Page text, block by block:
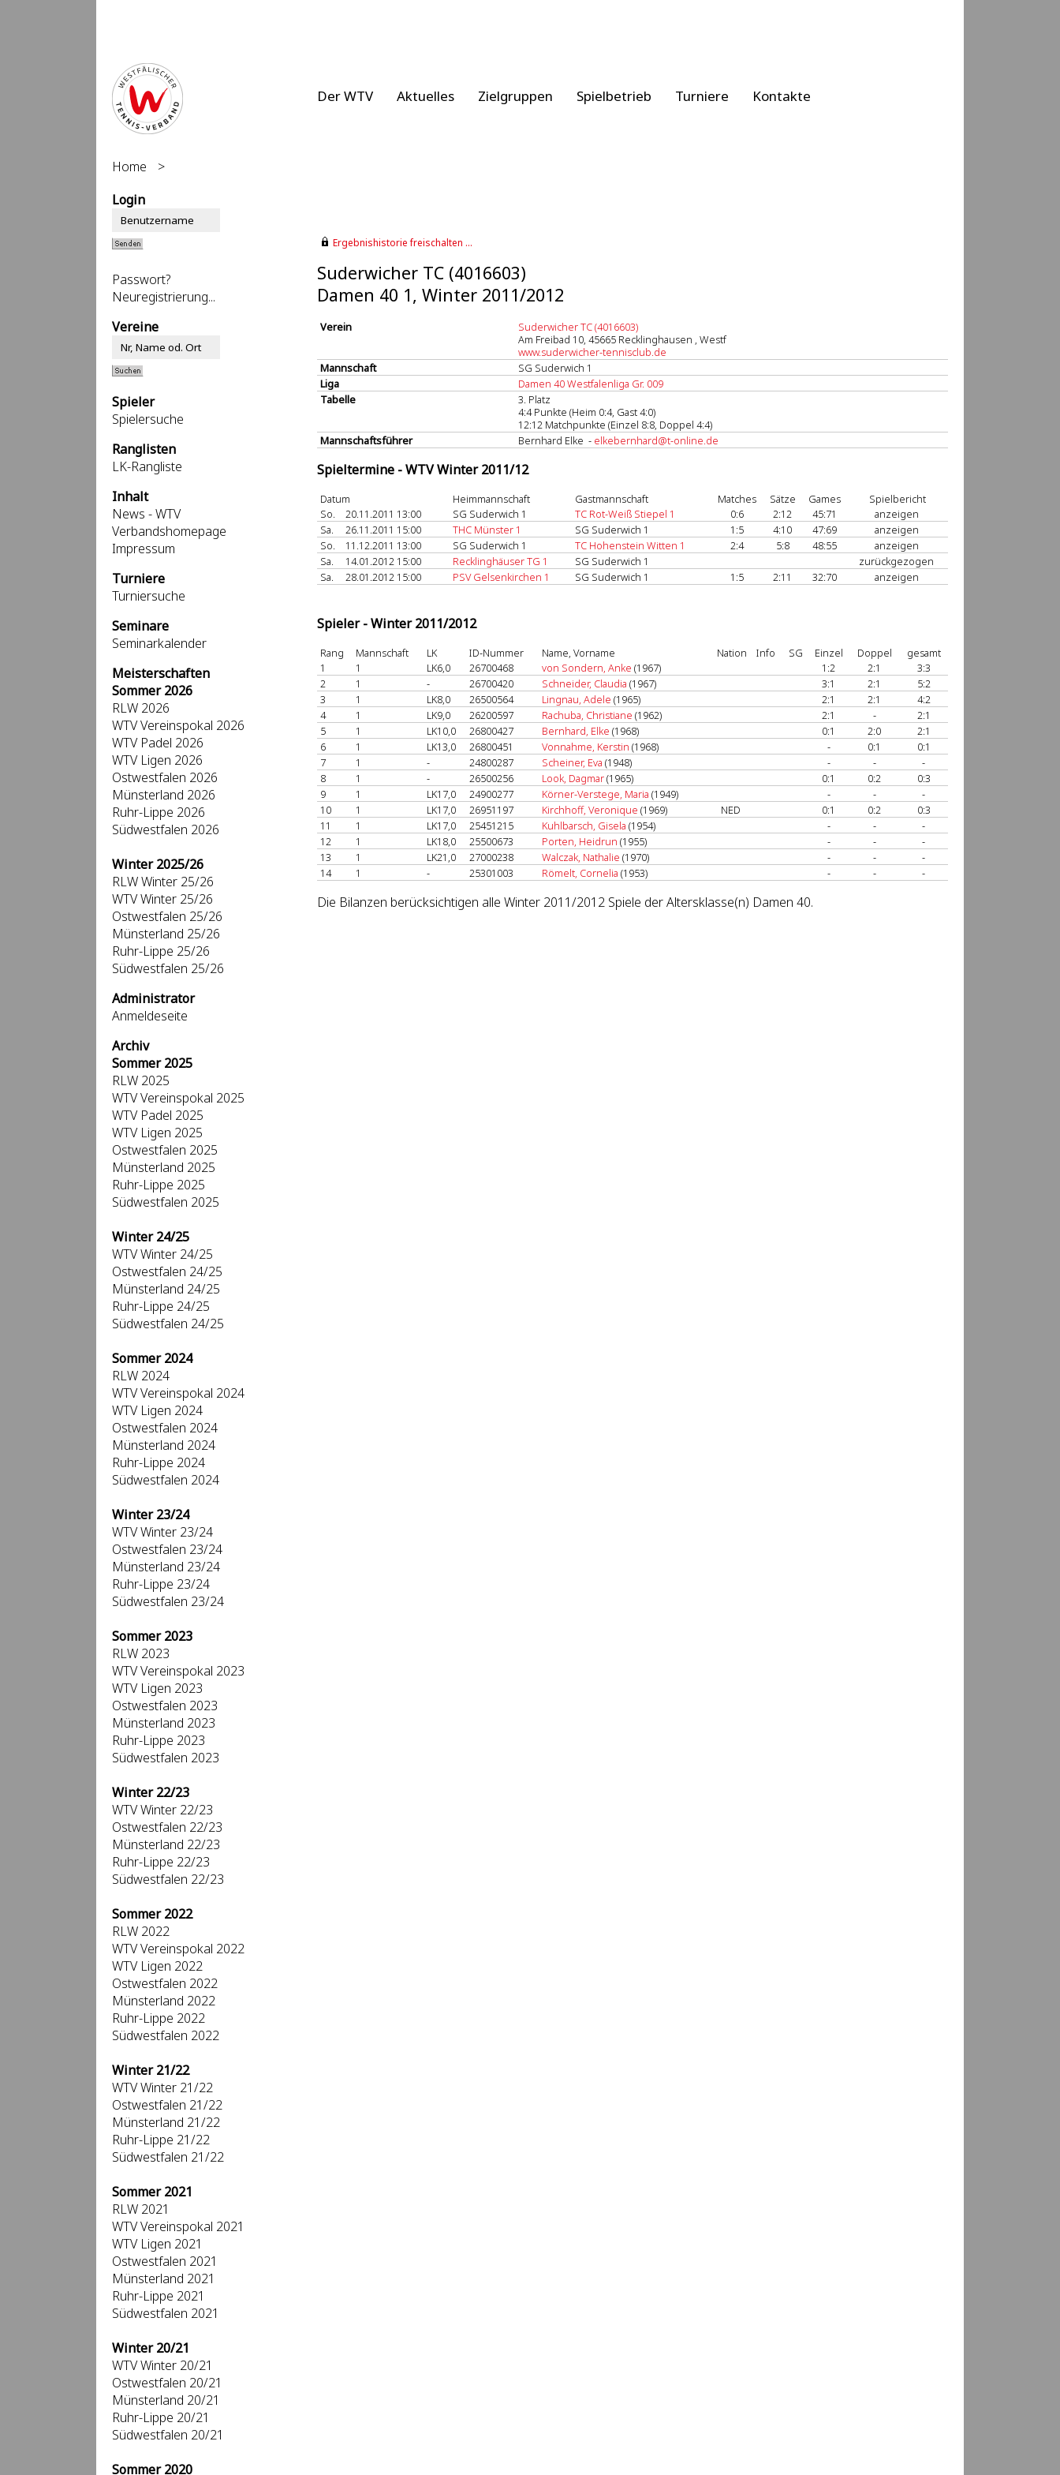
Der WTV Aktuelles Zielgruppen Spielbetrieb Turniere Kontakte
Home
>
Login
Passwort?
Neuregistrierung...
Vereine
Spieler
Spielersuche
Ranglisten
LK-Rangliste
Inhalt
News - WTV
Verbandshomepage
Impressum
Turniere
Turniersuche
Seminare
Seminarkalender
Meisterschaften
Sommer 2026
RLW 2026
WTV Vereinspokal 2026
WTV Padel 2026
WTV Ligen 2026
Ostwestfalen 2026
Münsterland 2026
Ruhr-Lippe 2026
Südwestfalen 2026
Winter 2025/26
RLW Winter 25/26
WTV Winter 25/26
Ostwestfalen 25/26
Münsterland 25/26
Ruhr-Lippe 25/26
Südwestfalen 25/26
Administrator
Anmeldeseite
Archiv
Sommer 2025
RLW 2025
WTV Vereinspokal 2025
WTV Padel 2025
WTV Ligen 2025
Ostwestfalen 2025
Münsterland 2025
Ruhr-Lippe 2025
Südwestfalen 2025
Winter 24/25
WTV Winter 24/25
Ostwestfalen 24/25
Münsterland 24/25
Ruhr-Lippe 24/25
Südwestfalen 24/25
Sommer 2024
RLW 2024
WTV Vereinspokal 2024
WTV Ligen 2024
Ostwestfalen 2024
Münsterland 2024
Ruhr-Lippe 2024
Südwestfalen 2024
Winter 23/24
WTV Winter 23/24
Ostwestfalen 23/24
Münsterland 23/24
Ruhr-Lippe 23/24
Südwestfalen 23/24
Sommer 2023
RLW 2023
WTV Vereinspokal 2023
WTV Ligen 2023
Ostwestfalen 2023
Münsterland 2023
Ruhr-Lippe 2023
Südwestfalen 2023
Winter 22/23
WTV Winter 22/23
Ostwestfalen 22/23
Münsterland 22/23
Ruhr-Lippe 22/23
Südwestfalen 22/23
Sommer 2022
RLW 2022
WTV Vereinspokal 2022
WTV Ligen 2022
Ostwestfalen 2022
Münsterland 2022
Ruhr-Lippe 2022
Südwestfalen 2022
Winter 21/22
WTV Winter 21/22
Ostwestfalen 21/22
Münsterland 21/22
Ruhr-Lippe 21/22
Südwestfalen 21/22
Sommer 2021
RLW 2021
WTV Vereinspokal 2021
WTV Ligen 2021
Ostwestfalen 2021
Münsterland 2021
Ruhr-Lippe 2021
Südwestfalen 2021
Winter 20/21
WTV Winter 20/21
Ostwestfalen 20/21
Münsterland 20/21
Ruhr-Lippe 20/21
Südwestfalen 20/21
Sommer 2020
Ergebnishistorie freischalten ...
Suderwicher TC (4016603)
Damen 40 1, Winter 2011/2012
Verein
Suderwicher TC (4016603)
Am Freibad 10, 45665 Recklinghausen , Westf
www.suderwicher-tennisclub.de
Mannschaft
SG Suderwich 1
Liga
Damen 40 Westfalenliga Gr. 009
Tabelle
3. Platz
4:4 Punkte (Heim 0:4, Gast 4:0)
12:12 Matchpunkte (Einzel 8:8, Doppel 4:4)
Mannschaftsführer
Bernhard Elke - elkebernhard@t-online.de
Spieltermine - WTV Winter 2011/12
Datum Heimmannschaft Gastmannschaft Matches Sätze Games
Spielbericht
So.
20.11.2011 13:00 SG Suderwich 1 TC Rot-Weiß Stiepel 1 0:6 2:12 45:71
anzeigen
Sa.
26.11.2011 15:00 THC Münster 1 SG Suderwich 1 1:5 4:10 47:69
anzeigen
So.
11.12.2011 13:00 SG Suderwich 1 TC Hohenstein Witten 1 2:4 5:8 48:55
anzeigen
Sa.
14.01.2012 15:00 Recklinghäuser TG 1 SG Suderwich 1
zurückgezogen
Sa.
28.01.2012 15:00 PSV Gelsenkirchen 1 SG Suderwich 1 1:5 2:11 32:70 anzeigen
Spieler - Winter 2011/2012
Rang Mannschaft LK ID-Nummer Name, Vorname Nation Info SG Einzel Doppel
gesamt
1
1 LK6,0 26700468 von Sondern, Anke (1967) 1:2 2:1
3:3
2
1 - 26700420 Schneider, Claudia (1967) 3:1 2:1
5:2
3
1 LK8,0 26500564 Lingnau, Adele (1965) 2:1 2:1
4:2
4
1 LK9,0 26200597 Rachuba, Christiane (1962) 2:1 -
2:1
5
1 LK10,0 26800427 Bernhard, Elke (1968) 0:1 2:0
2:1
6
1 LK13,0 26800451 Vonnahme, Kerstin (1968) - 0:1
0:1
7
1 - 24800287 Scheiner, Eva (1948) - -
-
8
1 - 26500256 Look, Dagmar(1965) 0:1 0:2
0:3
9
1 LK17,0 24900277 Körner-Verstege, Maria (1949) - -
-
10
1 LK17,0 26951197 Kirchhoff, Veronique (1969) NED 0:1 0:2
0:3
11
1 LK17,0 25451215 Kuhlbarsch, Gisela (1954) - -
-
12
1 LK18,0 25500673 Porten, Heidrun (1955) - -
-
13
1 LK21,0 27000238 Walczak, Nathalie (1970) - -
-
14
1 - 25301003 Römelt, Cornelia (1953) - - -
Die Bilanzen berücksichtigen alle Winter 2011/2012 Spiele der Altersklasse(n) Damen 40.